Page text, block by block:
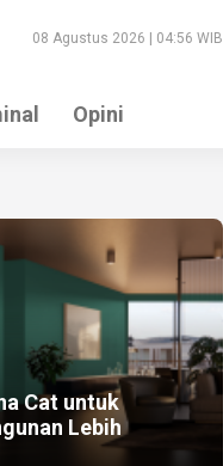
08 Agustus 2026 | 04:56 WIB
Opini
Cat untuk
Lebih